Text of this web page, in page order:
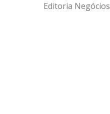
Editoria Negócios